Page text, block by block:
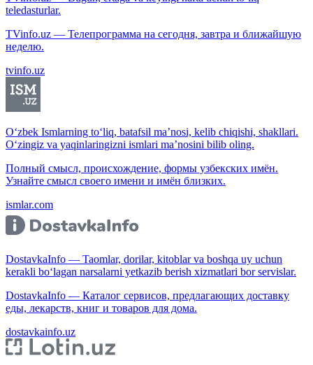
teledasturlar.
TVinfo.uz — Телепрограмма на сегодня, завтра и ближайшую
неделю.
tvinfo.uz
O‘zbek Ismlarning to‘liq, batafsil ma’nosi, kelib chiqishi, shakllari.
O‘zingiz va yaqinlaringizni ismlari ma’nosini bilib oling.
Полный смысл, происхождение, формы узбекских имён.
Узнайте смысл своего имени и имён близких.
ismlar.com
DostavkaInfo — Taomlar, dorilar, kitoblar va boshqa uy uchun
kerakli bo‘lagan narsalarni yetkazib berish xizmatlari bor servislar.
DostavkaInfo — Каталог сервисов, предлагающих доставку
еды, лекарств, книг и товаров для дома.
dostavkainfo.uz